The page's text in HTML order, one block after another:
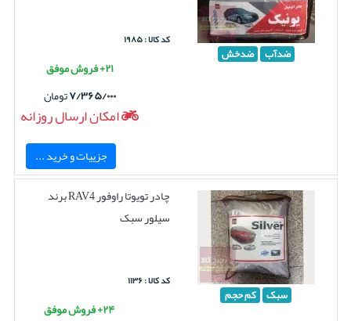
ضدآب ضدخش
کد کالا : ۱۹۸۵
۲۱+ فروش موفق
۷/۳۶۵/۰۰۰تومان
امکان ارسال روزانه
جزییات و خرید ...
سبک کم حجم
چادر تویوتا راوفور RAV4 برند
سیلور سبک
کد کالا : ۱۱۳۶
۲۴+ فروش موفق